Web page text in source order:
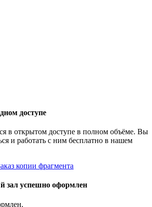
доступе
в открытом доступе в полном объёме. Вы
и работать с ним бесплатно в нашем
копии фрагмента
зал успешно оформлен